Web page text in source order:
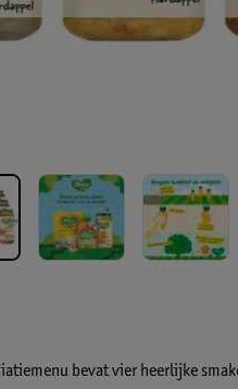
bevat vier heerlijke